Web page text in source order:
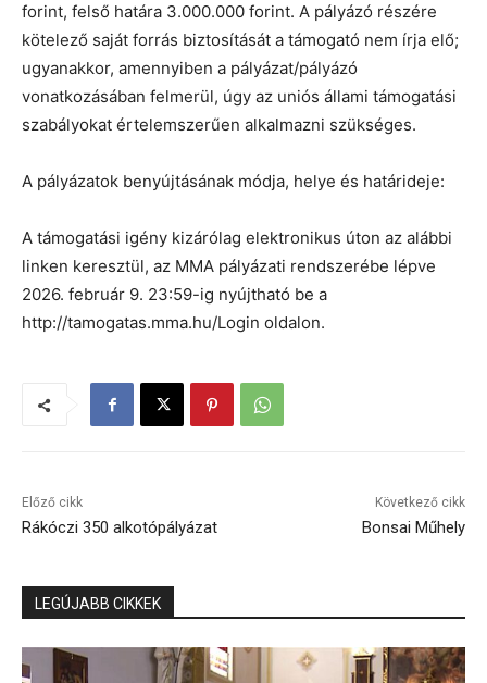
forint, felső határa 3.000.000 forint. A pályázó részére
kötelező saját forrás biztosítását a támogató nem írja elő;
ugyanakkor, amennyiben a pályázat/pályázó
vonatkozásában felmerül, úgy az uniós állami támogatási
szabályokat értelemszerűen alkalmazni szükséges.
A pályázatok benyújtásának módja, helye és határideje:
A támogatási igény kizárólag elektronikus úton az alábbi
linken keresztül, az MMA pályázati rendszerébe lépve
2026. február 9. 23:59-ig nyújtható be a
http://tamogatas.mma.hu/Login oldalon.
Előző cikk
Rákóczi 350 alkotópályázat
Következő cikk
Bonsai Műhely
LEGÚJABB CIKKEK